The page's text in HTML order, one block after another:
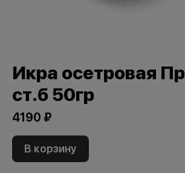
Икра осетровая
ст.б 50гр
4190 ₽
В корзину